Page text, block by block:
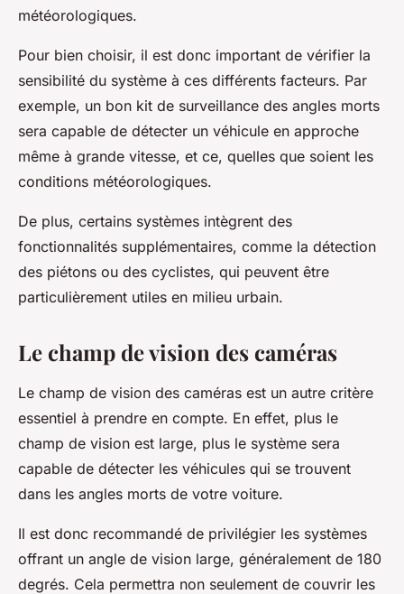
météorologiques.
Pour bien choisir, il est donc important de vérifier la
sensibilité du système à ces différents facteurs. Par
exemple, un bon kit de surveillance des angles morts
sera capable de détecter un véhicule en approche
même à grande vitesse, et ce, quelles que soient les
conditions météorologiques.
De plus, certains systèmes intègrent des
fonctionnalités supplémentaires, comme la détection
des piétons ou des cyclistes, qui peuvent être
particulièrement utiles en milieu urbain.
Le champ de vision des caméras
Le champ de vision des caméras est un autre critère
essentiel à prendre en compte. En effet, plus le
champ de vision est large, plus le système sera
capable de détecter les véhicules qui se trouvent
dans les angles morts de votre voiture.
Il est donc recommandé de privilégier les systèmes
offrant un angle de vision large, généralement de 180
degrés. Cela permettra non seulement de couvrir les